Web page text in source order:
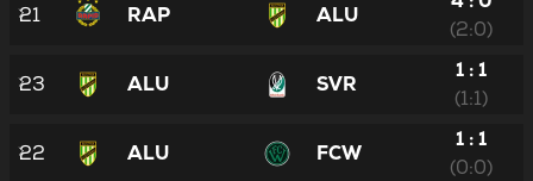
21 RAP ALU
(2:0)
23 ALU SVR
1 : 1
(1:1)
22 ALU FCW
1 : 1
(0:0)